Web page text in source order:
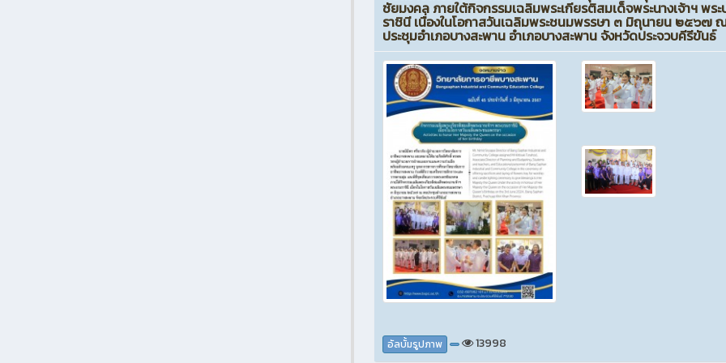
ชัยมงคล ภายใต้กิจกรรมเฉลิมพระเกียรติสมเด็จพระนางเจ้าฯ พร
ราชินี เนื่องในโอกาสวันเฉลิมพระชนมพรรษา ๓ มิถุนายน ๒๕๖๗
ประชุมอำเภอบางสะพาน อำเภอบางสะพาน จังหวัดประจวบคีรีขันธ์
อัลบั้มรูปภาพ 13998